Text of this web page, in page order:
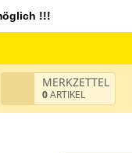
!!!
MERKZETTEL
0ARTIKEL